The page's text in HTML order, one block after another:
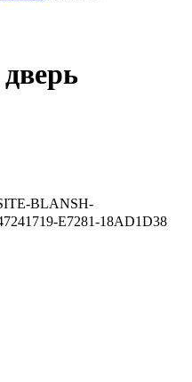
BLANSH-
E7281-18AD1D38